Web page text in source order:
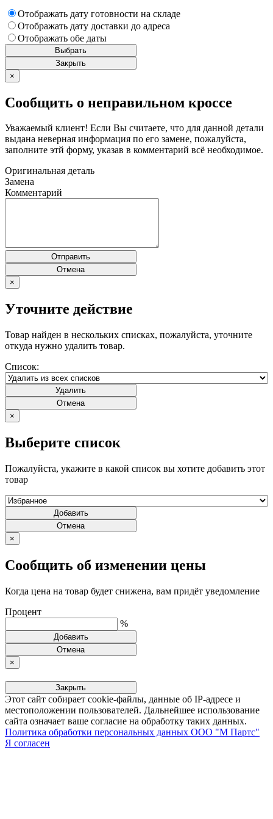
Отображать дату готовности на складе
Отображать дату доставки до адреса
Отображать обе даты
Выбрать
Закрыть
×
Сообщить о неправильном кроссе
Уважаемый клиент! Если Вы считаете, что для данной детали
выдана неверная информация по его замене, пожалуйста,
заполните этй форму, указав в комментарий всё необходимое.
Оригинальная деталь
Замена
Комментарий
Отправить
Отмена
×
Уточните действие
Товар найден в нескольких списках, пожалуйста, уточните
откуда нужно удалить товар.
Список:
Удалить
Отмена
×
Выберите список
Пожалуйста, укажите в какой список вы хотите добавить этот
товар
Добавить
Отмена
×
Сообщить об изменении цены
Когда цена на товар будет снижена, вам придёт уведомление
Процент
%
Добавить
Отмена
×
Закрыть
Этот сайт собирает cookie-файлы, данные об IP-адресе и
местоположении пользователей. Дальнейшее использование
сайта означает ваше согласие на обработку таких данных.
Политика обработки персональных данных ООО "М Партс"
Я согласен